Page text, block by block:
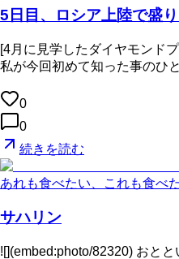
5日目、ロシア上陸で盛
[4月に見学したダイヤモンド
私が今回初めて知った事のひ
0
0
続きを読む
あれも食べたい、これも食べ
サハリン
![](embed:photo/82320) おと